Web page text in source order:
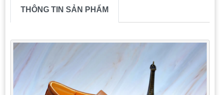
THÔNG TIN SẢN PHẨM